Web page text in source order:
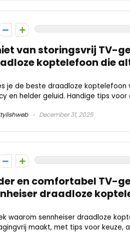
van storingsvrij TV-
koptelefoon die
je de beste draadloze
en helder geluid. Handige tips voor
December 31, 2025
en comfortabel TV-
draadloze
waarom sennheiser draadloze
maakt, met tips voor keuze,